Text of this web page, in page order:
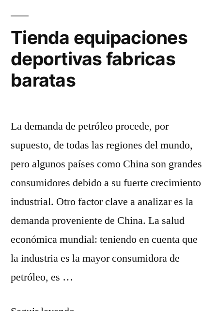
Tienda equipaciones
deportivas fabricas
baratas
La demanda de petróleo procede, por
supuesto, de todas las regiones del mundo,
pero algunos países como China son grandes
consumidores debido a su fuerte crecimiento
industrial. Otro factor clave a analizar es la
demanda proveniente de China. La salud
económica mundial: teniendo en cuenta que
la industria es la mayor consumidora de
petróleo, es …